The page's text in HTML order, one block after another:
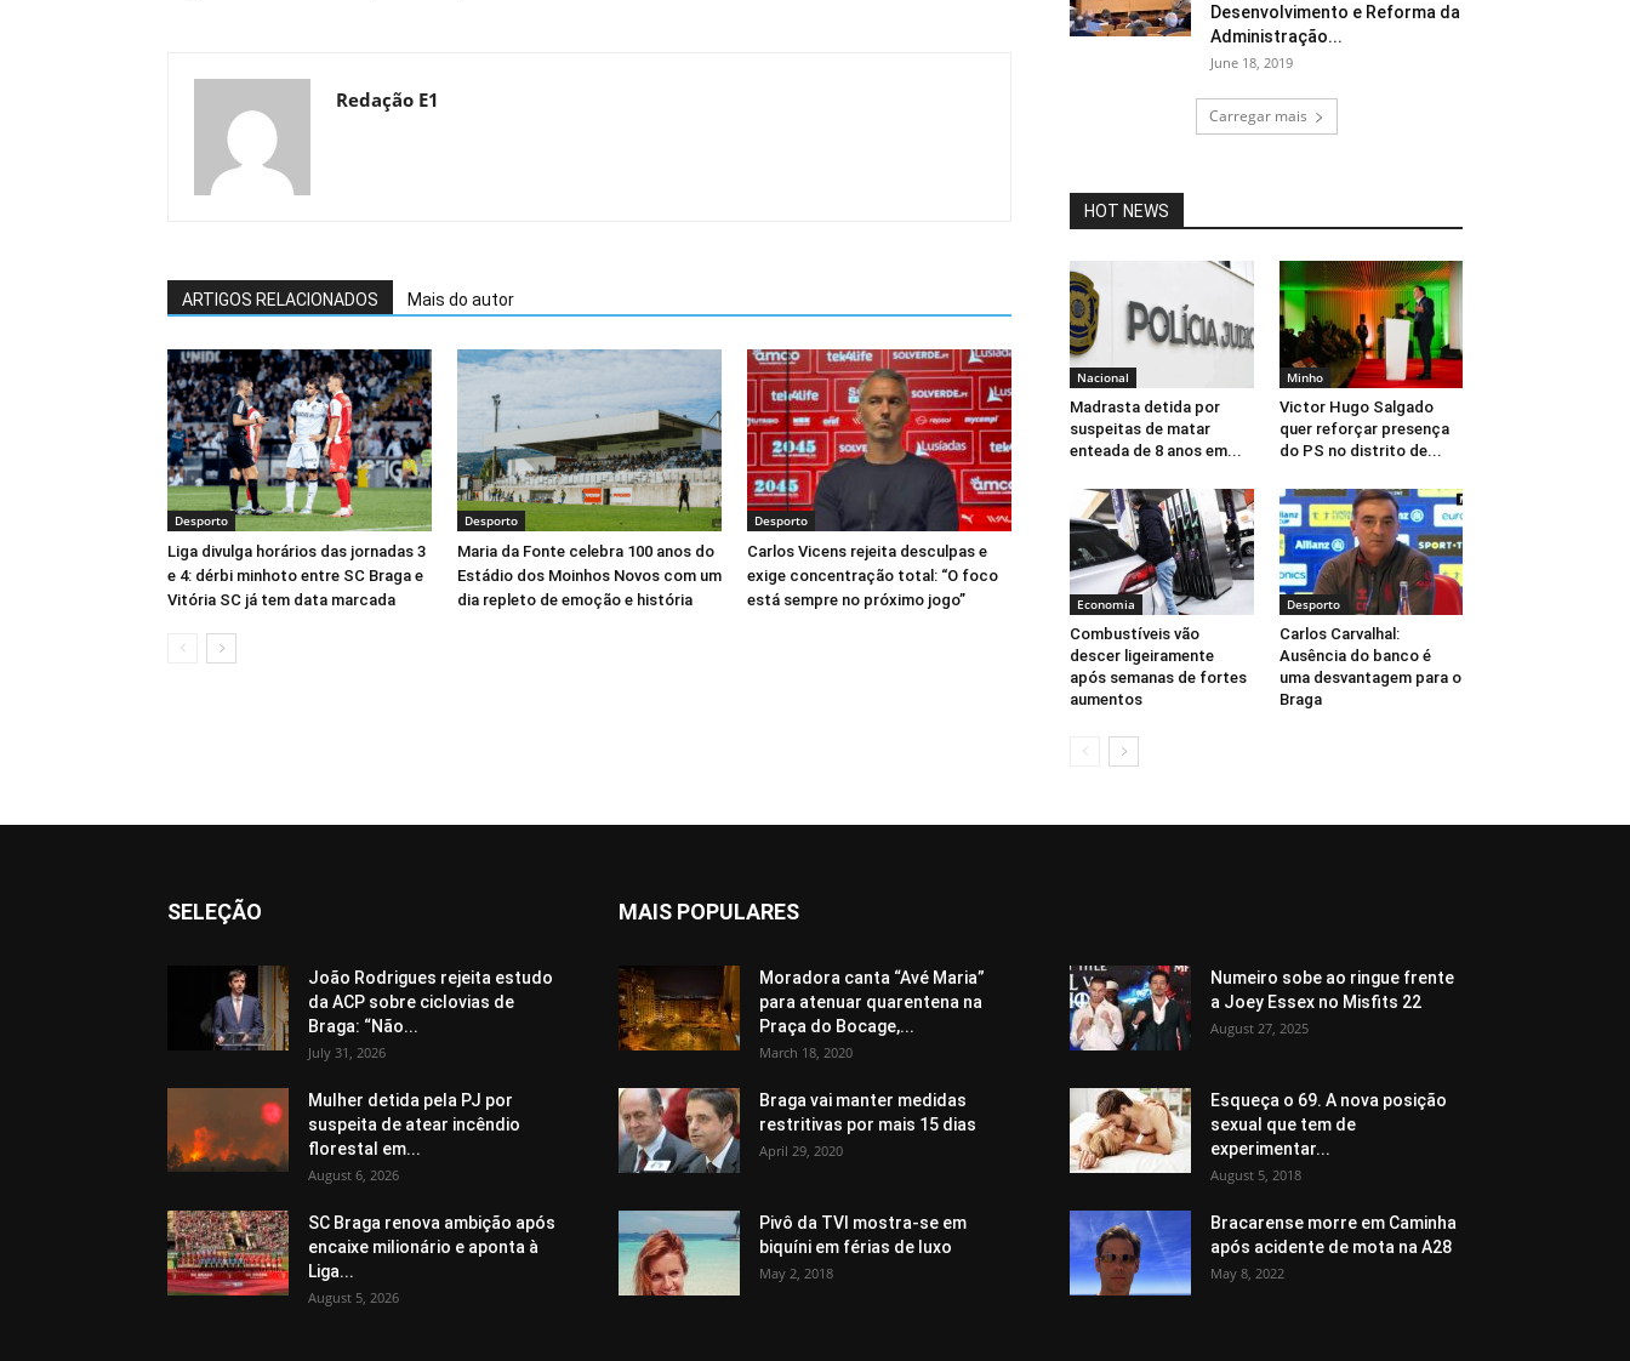
Redação E1
ARTIGOS RELACIONADOS Mais do autor
Desporto
Liga divulga horários das jornadas 3
e 4: dérbi minhoto entre SC Braga e
Vitória SC já tem data marcada
Desporto
Maria da Fonte celebra 100 anos do
Estádio dos Moinhos Novos com um
dia repleto de emoção e história
Desporto
Carlos Vicens rejeita desculpas e
exige concentração total: “O foco
está sempre no próximo jogo”
Desenvolvimento e Reforma da
Administração...
June 18, 2019
Carregar mais
HOT NEWS
Nacional
Madrasta detida por
suspeitas de matar
enteada de 8 anos em...
Minho
Victor Hugo Salgado
quer reforçar presença
do PS no distrito de...
Economia
Combustíveis vão
descer ligeiramente
após semanas de fortes
aumentos
Desporto
Carlos Carvalhal:
Ausência do banco é
uma desvantagem para o
Braga
SELEÇÃO
João Rodrigues rejeita estudo
da ACP sobre ciclovias de
Braga: “Não...
July 31, 2026
Mulher detida pela PJ por
suspeita de atear incêndio
florestal em...
August 6, 2026
SC Braga renova ambição após
encaixe milionário e aponta à
Liga...
August 5, 2026
MAIS POPULARES
Moradora canta “Avé Maria”
para atenuar quarentena na
Praça do Bocage,...
March 18, 2020
Numeiro sobe ao ringue frente
a Joey Essex no Misfits 22
August 27, 2025
Braga vai manter medidas
restritivas por mais 15 dias
April 29, 2020
Esqueça o 69. A nova posição
sexual que tem de
experimentar...
August 5, 2018
Pivô da TVI mostra-se em
biquíni em férias de luxo
May 2, 2018
Bracarense morre em Caminha
após acidente de mota na A28
May 8, 2022